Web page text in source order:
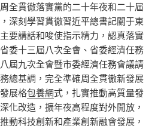
全貫徹落實黨的二十年夜和二十屆
深刻學習貫徹習近平總書記關于東
要講話和唆使指示精力，認真落實
委十三屆八次全會、省委經濟任務
屆九次全會暨市委經濟任務會議請
總基調，完全準確周全貫徹新發展
展格包養網式，扎實推動高質量發
化改造，擴年夜高程度對外開放，
動科技創新和產業創新融會發展，